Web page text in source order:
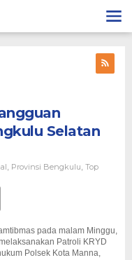
Selatan
Provinsi Bengkulu Top